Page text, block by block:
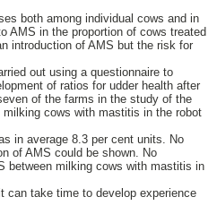
both among individual cows and in
AMS in the proportion of cows treated
introduction of AMS but the risk for
out using a questionnaire to
of ratios for udder health after
of the farms in the study of the
cows with mastitis in the robot
in average 8.3 per cent units. No
of AMS could be shown. No
between milking cows with mastitis in
can take time to develop experience